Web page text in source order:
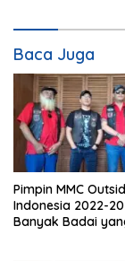
Baca Juga
Pimpin MMC
Indonesia 2022-
Banyak Badai